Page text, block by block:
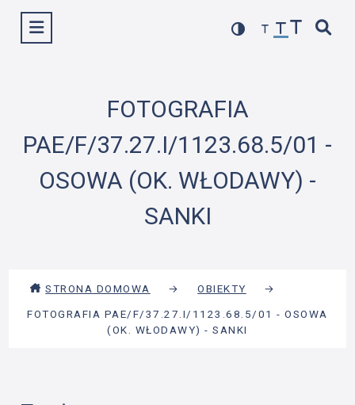
Wyświetl menu
FOTOGRAFIA
PAE/F/37.27.I/1123.68.5/01 -
OSOWA (OK. WŁODAWY) -
SANKI
STRONA DOMOWA → OBIEKTY
→
FOTOGRAFIA PAE/F/37.27.I/1123.68.5/01 - OSOWA
(OK. WŁODAWY) - SANKI